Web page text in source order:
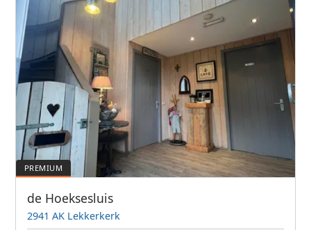
de Hoeksesluis
2941 AK Lekkerkerk